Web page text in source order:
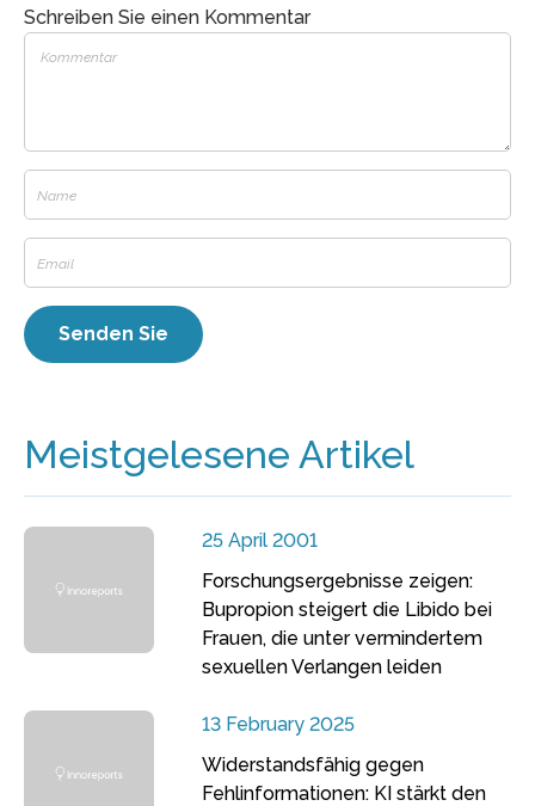
Schreiben Sie einen Kommentar
Meistgelesene Artikel
25 April 2001
Forschungsergebnisse zeigen:
Bupropion steigert die Libido bei
Frauen, die unter vermindertem
sexuellen Verlangen leiden
13 February 2025
Widerstandsfähig gegen
Fehlinformationen: KI stärkt den